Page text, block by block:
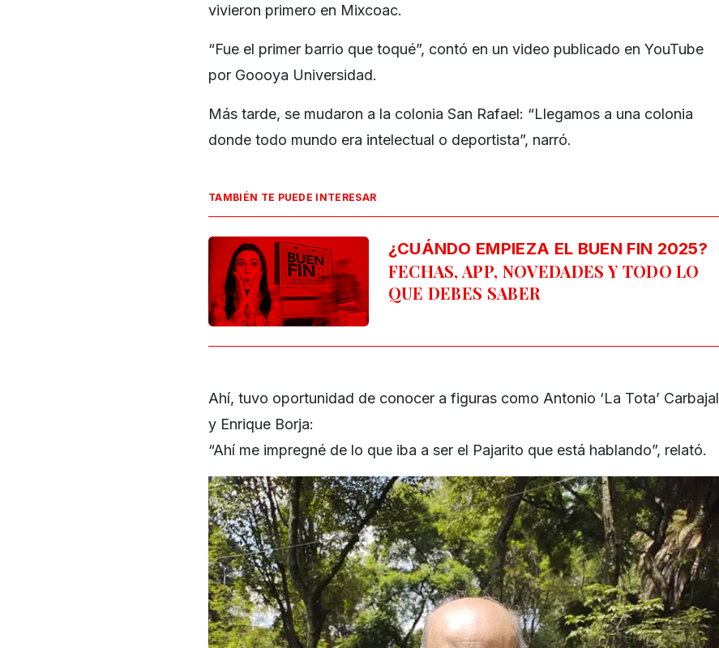
vivieron primero en Mixcoac.
“Fue el primer barrio que toqué”, contó en un video publicado en YouTube
por Goooya Universidad.
Más tarde, se mudaron a la colonia San Rafael: “Llegamos a una colonia
donde todo mundo era intelectual o deportista”, narró.
TAMBIÉN TE PUEDE INTERESAR
¿CUÁNDO EMPIEZA EL BUEN FIN 2025?
FECHAS, APP, NOVEDADES Y TODO LO
QUE DEBES SABER
Ahí, tuvo oportunidad de conocer a figuras como Antonio ‘La Tota’ Carbajal
y Enrique Borja:
“Ahí me impregné de lo que iba a ser el Pajarito que está hablando”, relató.